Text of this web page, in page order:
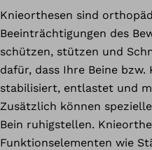
Knieorthesen sind
Beeinträchtigungen des
schützen, stützen und
dafür, dass Ihre Beine
stabilisiert, entlastet und
Zusätzlich können
Bein ruhigstellen.
Funktionselementen wie